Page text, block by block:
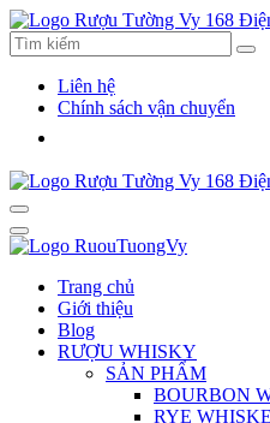
Liên hệ
Chính sách vận chuyển
Trang chủ
Giới thiệu
Blog
RƯỢU WHISKY
SẢN PHẨM
BOURBON
RYE